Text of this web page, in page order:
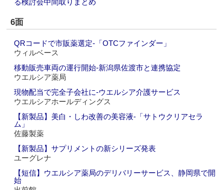
る検討会中間取りまとめ
6面
QRコードで市販薬選定‐「OTCファインダー」
ウィルベース
移動販売車両の運行開始‐新潟県佐渡市と連携協定
ウエルシア薬局
現物配当で完全子会社に‐ウエルシア介護サービス
ウエルシアホールディングス
【新製品】美白・しわ改善の美容液‐「サトウクリアセラ
ム」
佐藤製薬
【新製品】サプリメントの新シリーズ発表
ユーグレナ
【短信】ウエルシア薬局のデリバリーサービス、静岡県で開
始